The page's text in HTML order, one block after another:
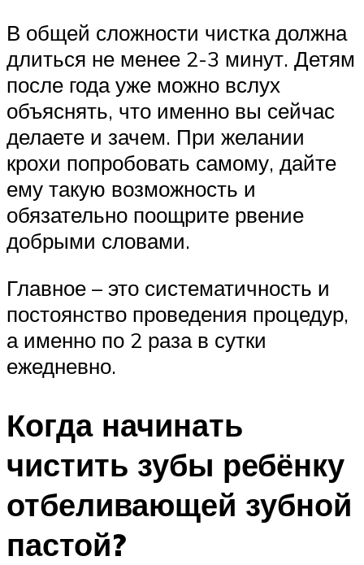
В общей сложности чистка должна
длиться не менее 2-3 минут. Детям
после года уже можно вслух
объяснять, что именно вы сейчас
делаете и зачем. При желании
крохи попробовать самому, дайте
ему такую возможность и
обязательно поощрите рвение
добрыми словами.
Главное – это систематичность и
постоянство проведения процедур,
а именно по 2 раза в сутки
ежедневно.
Когда начинать
чистить зубы ребёнку
отбеливающей зубной
пастой?